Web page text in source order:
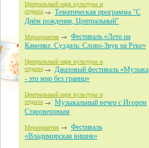
Центральный парк культуры и
отдыха
Тематическая программа "С
Днём рождения, Центральный"
Мероприятия
Фестиваль «Лето на
Каменке. Суздаль: Слово-Звук на Реке»
Центральный парк культуры и
отдыха
Джазовый фестиваль «Музыка
- это мир без границ»
Центральный парк культуры и
отдыха
Музыкальный вечер с Игорем
Староверовым
Мероприятия
Фестиваль
«Владимирская вишня»